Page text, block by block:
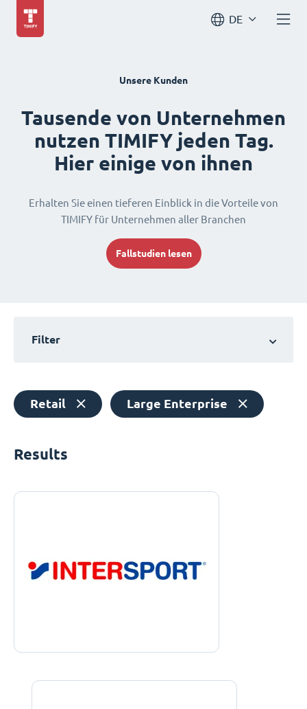
DE
Unsere Kunden
Tausende von Unternehmen
nutzen TIMIFY jeden Tag.
Hier einige von ihnen
Erhalten Sie einen tieferen Einblick in die Vorteile von
TIMIFY für Unternehmen aller Branchen
Fallstudien lesen
Filter
Retail Large Enterprise
Results